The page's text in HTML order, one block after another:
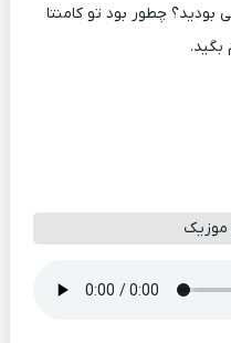
بودید؟ چطور بود تو کامنتا
بگید.